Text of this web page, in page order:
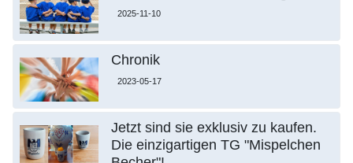
2025-11-10
Chronik
2023-05-17
Jetzt sind sie exklusiv zu kaufen.
Die einzigartigen TG "Mispelchen